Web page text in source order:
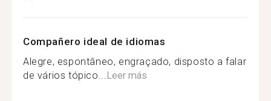
Compañero ideal de idiomas
Alegre, espontâneo, engraçado, disposto a falar
de vários tópico...Leer más